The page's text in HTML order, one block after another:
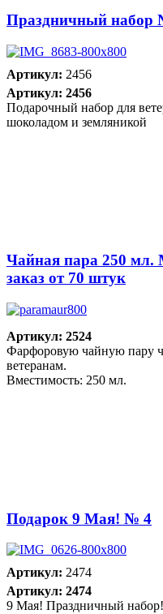
Праздничный набор
Артикул: 2456
Артикул: 2456
Подарочный набор для
шоколадом и земляникой
Чайная пара 250
заказ от 70 штук
Артикул: 2524
Фарфоровую чайную пару
ветеранам.
Вместимость: 250 мл.
Подарок 9 Мая! № 4
Артикул: 2474
Артикул: 2474
9 Мая! Праздничный набор!